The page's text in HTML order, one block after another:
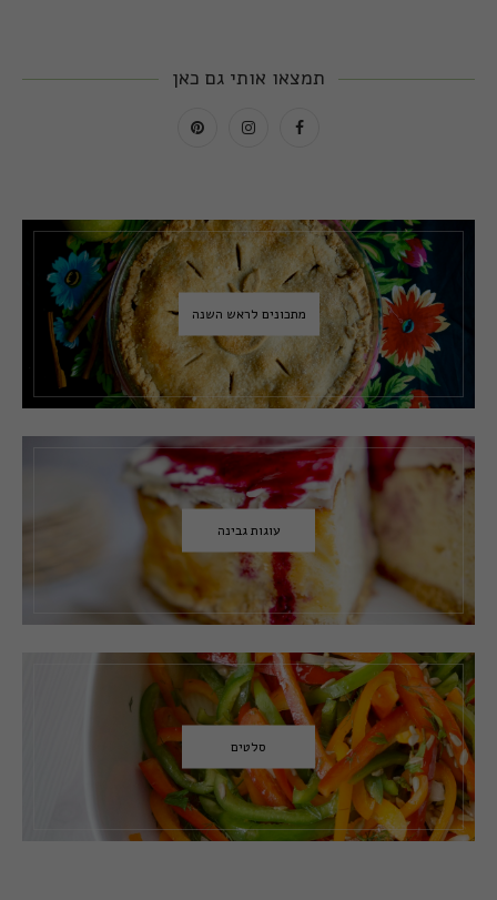
תמצאו אותי גם כאן
מתכונים לראש השנה
עוגות גבינה
סלטים